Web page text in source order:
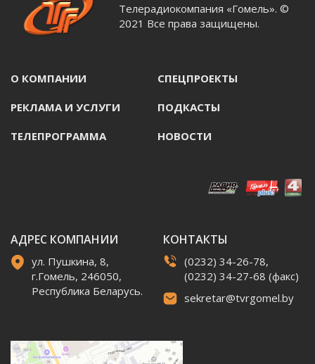
Телерадиокомпания «Гомель». ©
2021 Все права защищены.
О КОМПАНИИ СПЕЦПРОЕКТЫ
РЕКЛАМА И УСЛУГИ ПОДКАСТЫ
ТЕЛЕПРОГРАММА НОВОСТИ
АДРЕС КОМПАНИИ
ул. Пушкина, 8,
г.Гомель, 246050,
Республика Беларусь.
КОНТАКТЫ
(0232) 34-26-78,
(0232) 34-27-68 (факс)
sekretar@tvrgomel.by